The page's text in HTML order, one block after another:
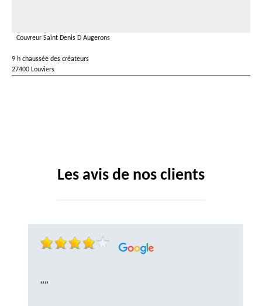
Couvreur Saint Denis D Augerons
9 h chaussée des créateurs
27400 Louviers
Les avis de nos clients
""